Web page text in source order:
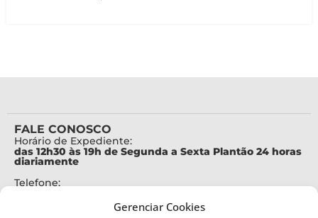
Gerenciar Cookies
FALE CONOSCO
Horário de Expediente:
das 12h30 às 19h de Segunda a Sexta Plantão 24 horas
diariamente
Telefone: